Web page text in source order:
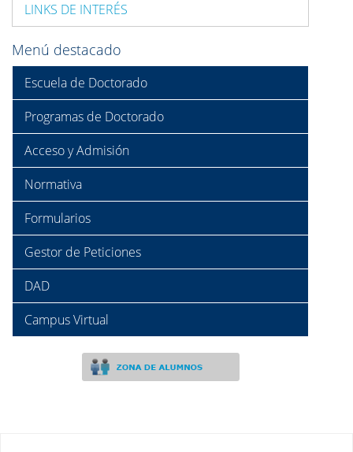
LINKS DE INTERÉS
Menú destacado
Escuela de Doctorado
Programas de Doctorado
Acceso y Admisión
Normativa
Formularios
Gestor de Peticiones
DAD
Campus Virtual